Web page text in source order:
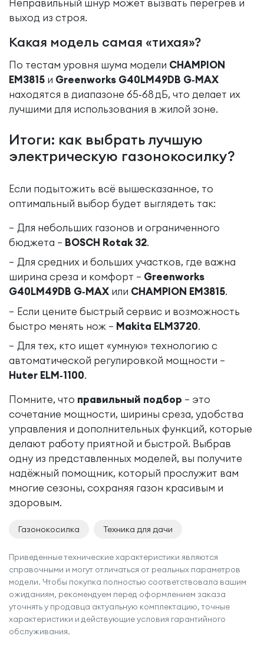
Неправильный шнур может вызвать перегрев и
выход из строя.
Какая модель самая «тихая»?
По тестам уровня шума модели CHAMPION
EM3815 и Greenworks G40LM49DB G‑MAX
находятся в диапазоне 65‑68 дБ, что делает их
лучшими для использования в жилой зоне.
Итоги: как выбрать лучшую
электрическую газонокосилку?
Если подытожить всё вышесказанное, то
оптимальный выбор будет выглядеть так:
Для небольших газонов и ограниченного
бюджета – BOSCH Rotak 32.
Для средних и больших участков, где важна
ширина среза и комфорт – Greenworks
G40LM49DB G‑MAX или CHAMPION EM3815.
Если цените быстрый сервис и возможность
быстро менять нож – Makita ELM3720.
Для тех, кто ищет «умную» технологию с
автоматической регулировкой мощности –
Huter ELM‑1100.
Помните, что правильный подбор – это
сочетание мощности, ширины среза, удобства
управления и дополнительных функций, которые
делают работу приятной и быстрой. Выбрав
одну из представленных моделей, вы получите
надёжный помощник, который прослужит вам
многие сезоны, сохраняя газон красивым и
здоровым.
Газонокосилка Техника для дачи
Приведенные технические характеристики являются
справочными и могут отличаться от реальных параметров
модели. Чтобы покупка полностью соответствовала вашим
ожиданиям, рекомендуем перед оформлением заказа
уточнять у продавца актуальную комплектацию, точные
характеристики и действующие условия гарантийного
обслуживания.